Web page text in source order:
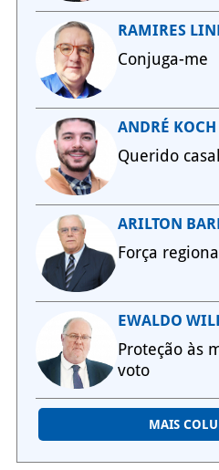
RAMIRES
Conjuga-me
ANDRÉ KOCH
Querido
ARILTON
Força regional
EWALDO
Proteção às
voto
MAIS